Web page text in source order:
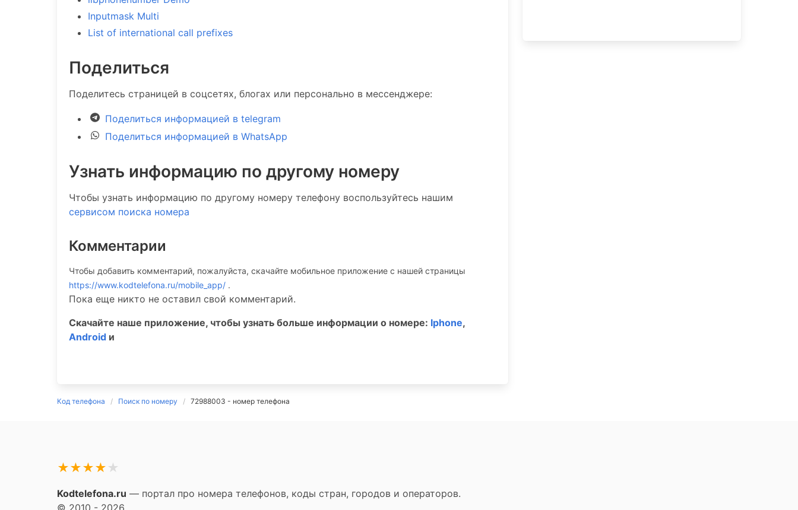
Inputmask Multi
List of international call prefixes
Поделиться
Поделитесь страницей в соцсетях, блогах или персонально в мессенджере:
Поделиться информацией в telegram
Поделиться информацией в WhatsApp
Узнать информацию по другому номеру
Чтобы узнать информацию по другому номеру телефону воспользуйтесь нашим
сервисом поиска номера
Комментарии
Чтобы добавить комментарий, пожалуйста, скачайте мобильное приложение c нашей страницы
https://www.kodtelefona.ru/mobile_app/ .
Пока еще никто не оставил свой комментарий.
Скачайте наше приложение, чтобы узнать больше информации о номере: Iphone,
Android и
Код телефона Поиск по номеру 72988003 - номер телефона
★
★
★
★
★
Kodtelefona.ru — портал про номера телефонов, коды стран, городов и операторов.
© 2010 - 2026